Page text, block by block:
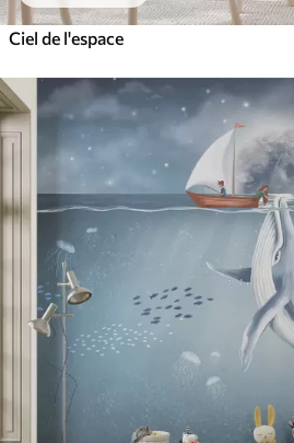
Ciel de l'espace